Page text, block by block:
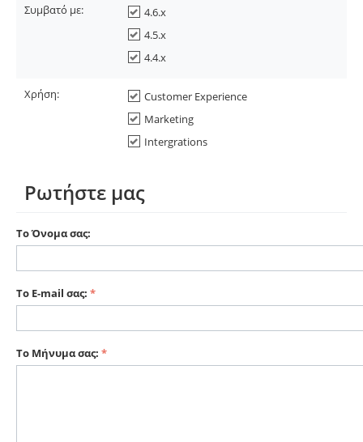
Συμβατό με:
4.6.x
4.5.x
4.4.x
Χρήση:
Customer Experience
Marketing
Intergrations
Ρωτήστε μας
Το Όνομα σας:
Το E-mail σας:
Το Μήνυμα σας: